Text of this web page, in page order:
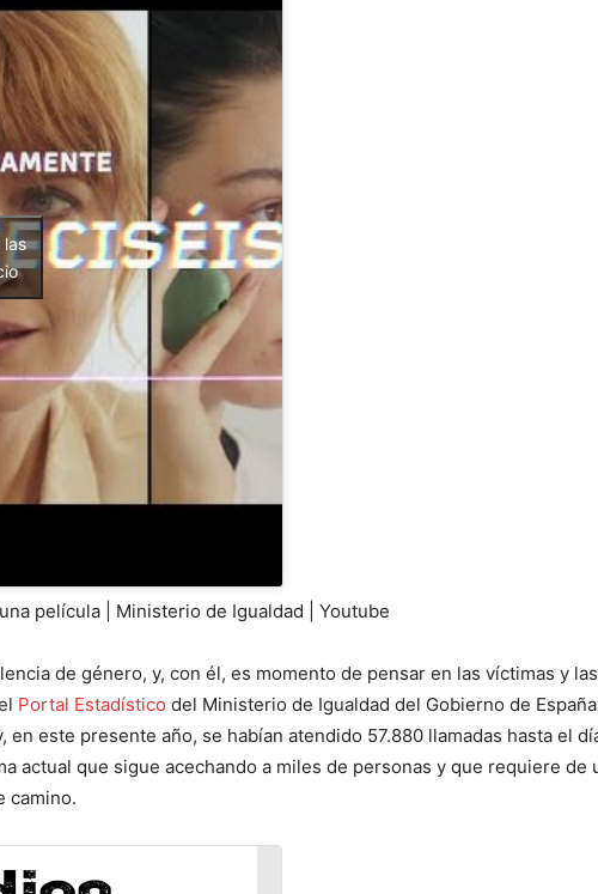
las
película | Ministerio de Igualdad | Youtube
de género, y, con él, es momento de pensar en las víctimas y las
Portal Estadístico del Ministerio de Igualdad del Gobierno de
este presente año, se habían atendido 57.880 llamadas hasta el
actual que sigue acechando a miles de personas y que requiere de
camino.